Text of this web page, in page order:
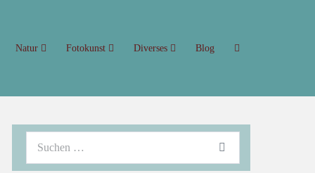
Natur Fotokunst Diverses Blog